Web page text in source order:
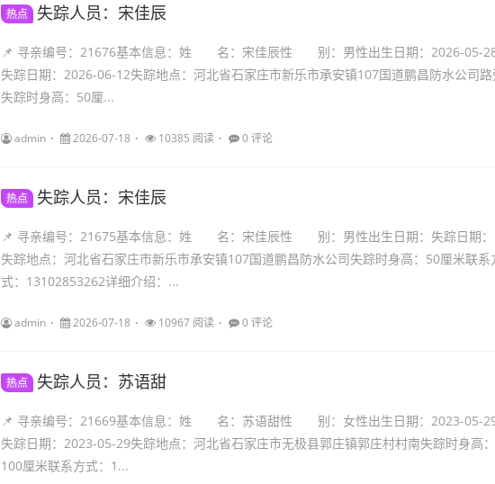
热点 失踪人员：宋佳辰
📌 寻亲编号：21676基本信息：姓 名：宋佳辰性 别：男性出生日期：2026-05-
失踪日期：2026-06-12失踪地点：河北省石家庄市新乐市承安镇107国道鹏昌防水公司
失踪时身高：50厘...
admin 2026-07-18 10385 阅读 0 评论
热点 失踪人员：宋佳辰
📌 寻亲编号：21675基本信息：姓 名：宋佳辰性 别：男性出生日期：失踪日期：
失踪地点：河北省石家庄市新乐市承安镇107国道鹏昌防水公司失踪时身高：50厘米联系
式：13102853262详细介绍：...
admin 2026-07-18 10967 阅读 0 评论
热点 失踪人员：苏语甜
📌 寻亲编号：21669基本信息：姓 名：苏语甜性 别：女性出生日期：2023-05-
失踪日期：2023-05-29失踪地点：河北省石家庄市无极县郭庄镇郭庄村村南失踪时身高：
100厘米联系方式：1...